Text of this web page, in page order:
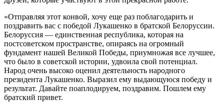
«Отправляя этот конвой, хочу еще раз поблагодарить и
поздравить вас с победой Лукашенко в братской Белоруссии.
Белоруссия — единственная республика, которая на
постсоветском пространстве, опираясь на огромный
фундамент нашей Великой Победы, приумножая все лучшее,
что было в советской истории, удвоила свой потенциал.
Народ очень высоко оценил деятельность народного
президента Лукашенко. Выразил ему выдающуюся победу и
результат. Давайте поаплодируем, поздравим. Пошлем ему
братский привет.